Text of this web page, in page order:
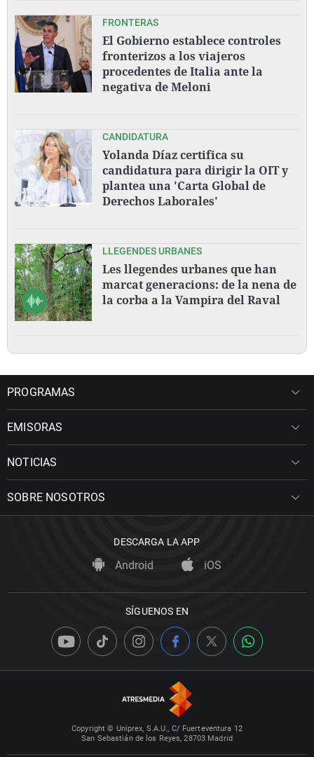
FRONTERAS
El Gobierno establece controles
fronterizos a los viajeros
procedentes de Italia ante la
negativa de Meloni
CANDIDATURA
Yolanda Díaz certifica su
candidatura para dirigir la OIT y
plantea una 'Carta Global de
Derechos Laborales'
LLEGENDES URBANES
Les llegendes urbanes que han
marcat generacions: de la nena de
la corba a la Vampira del Raval
PROGRAMAS
EMISORAS
NOTICIAS
SOBRE NOSOTROS
DESCARGA LA APP
Android iOS
SÍGUENOS EN
Copyright © Uniprex, S.A.U., C/ Fuerteventura 12
San Sebastián de los Reyes, 28703 Madrid